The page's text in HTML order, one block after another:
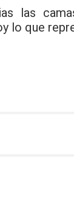
las
lo que